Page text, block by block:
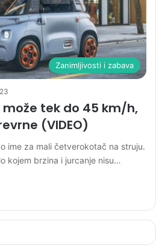
Zanimljivosti i zabava
tek do 45 km/h,
(VIDEO)
ime za mali četverokotač na struju.
kojem brzina i jurcanje nisu…